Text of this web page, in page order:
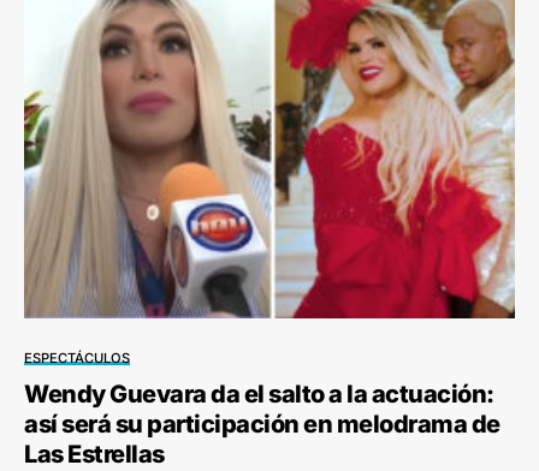
ESPECTÁCULOS
Wendy Guevara da el salto a la actuación:
así será su participación en melodrama de
Las Estrellas